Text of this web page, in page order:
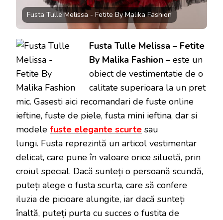
Fusta Tulle Melissa - Fetite By Malika Fashion
Fusta Tulle Melissa – Fetite
By Malika Fashion – este un
obiect de vestimentatie de o
calitate superioara la un pret
mic. Gasesti aici recomandari de fuste online
ieftine, fuste de piele, fusta mini ieftina, dar si
modele fuste elegante scurte sau
lungi. Fusta reprezintă un articol vestimentar
delicat, care pune în valoare orice siluetă, prin
croiul special. Dacă sunteți o persoană scundă,
puteți alege o fusta scurta, care să confere
iluzia de picioare alungite, iar dacă sunteți
înaltă, puteți purta cu succes o fustita de